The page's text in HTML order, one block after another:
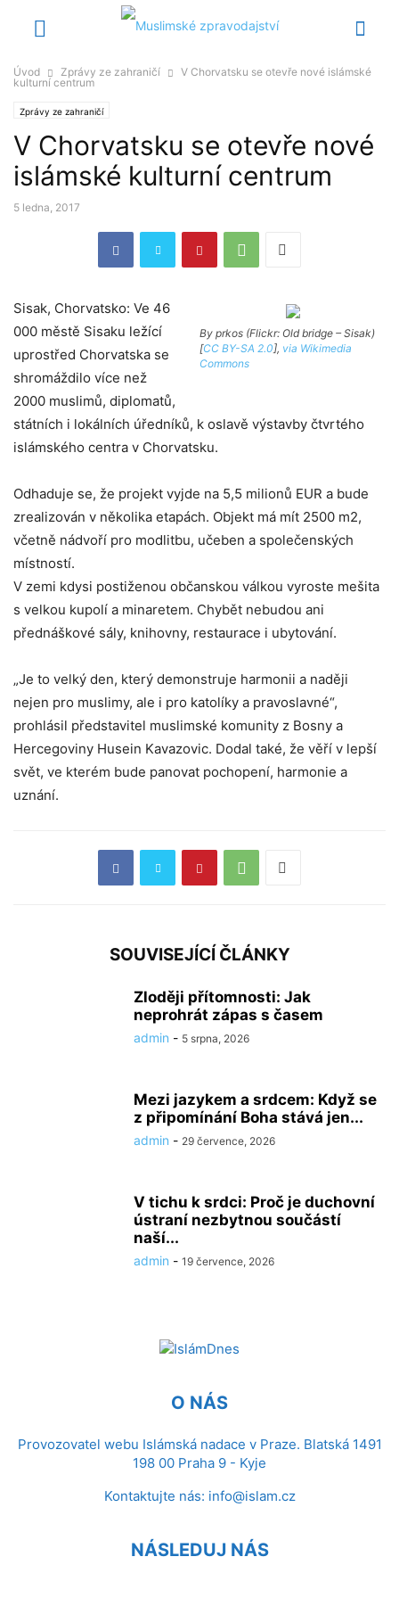
Úvod Zprávy ze zahraničí
V Chorvatsku se otevře nové islámské
kulturní centrum
Zprávy ze zahraničí
V Chorvatsku se otevře nové
islámské kulturní centrum
5 ledna, 2017
By prkos (Flickr: Old bridge – Sisak)
[CC BY-SA 2.0], via Wikimedia
Commons
Sisak, Chorvatsko: Ve 46
000 městě Sisaku ležící
uprostřed Chorvatska se
shromáždilo více než
2000 muslimů, diplomatů,
státních i lokálních úředníků, k oslavě výstavby čtvrtého
islámského centra v Chorvatsku.
Odhaduje se, že projekt vyjde na 5,5 milionů EUR a bude
zrealizován v několika etapách. Objekt má mít 2500 m2,
včetně nádvoří pro modlitbu, učeben a společenských
místností.
V zemi kdysi postiženou občanskou válkou vyroste mešita
s velkou kupolí a minaretem. Chybět nebudou ani
přednáškové sály, knihovny, restaurace i ubytování.
„Je to velký den, který demonstruje harmonii a naději
nejen pro muslimy, ale i pro katolíky a pravoslavné“,
prohlásil představitel muslimské komunity z Bosny a
Hercegoviny Husein Kavazovic. Dodal také, že věří v lepší
svět, ve kterém bude panovat pochopení, harmonie a
uznání.
SOUVISEJÍCÍ ČLÁNKY
Zloději přítomnosti: Jak
neprohrát zápas s časem
admin - 5 srpna, 2026
Mezi jazykem a srdcem: Když se
z připomínání Boha stává jen...
admin - 29 července, 2026
V tichu k srdci: Proč je duchovní
ústraní nezbytnou součástí
naší...
admin - 19 července, 2026
O NÁS
Provozovatel webu Islámská nadace v Praze. Blatská 1491
198 00 Praha 9 - Kyje
Kontaktujte nás: info@islam.cz
NÁSLEDUJ NÁS